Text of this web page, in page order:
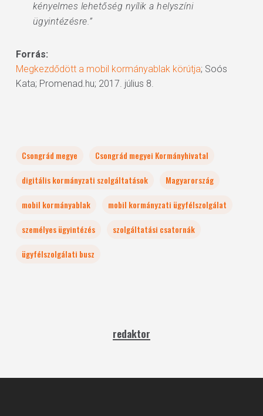
kényelmes lehetőség nyílik a helyszíni
ügyintézésre.”
Forrás:
Megkezdődött a mobil kormányablak körútja; Soós
Kata; Promenad.hu; 2017. július 8.
Csongrád megye
Csongrád megyei Kormányhivatal
digitális kormányzati szolgáltatások
Magyarország
mobil kormányablak
mobil kormányzati ügyfélszolgálat
személyes ügyintézés
szolgáltatási csatornák
ügyfélszolgálati busz
redaktor